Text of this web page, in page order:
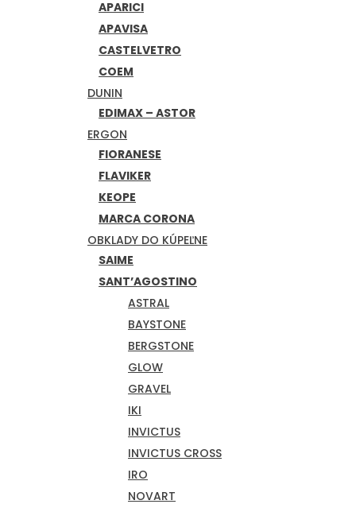
APARICI
APAVISA
CASTELVETRO
COEM
DUNIN
EDIMAX – ASTOR
ERGON
FIORANESE
FLAVIKER
KEOPE
MARCA CORONA
OBKLADY DO KÚPEĽNE
SAIME
SANT’AGOSTINO
ASTRAL
BAYSTONE
BERGSTONE
GLOW
GRAVEL
IKI
INVICTUS
INVICTUS CROSS
IRO
NOVART